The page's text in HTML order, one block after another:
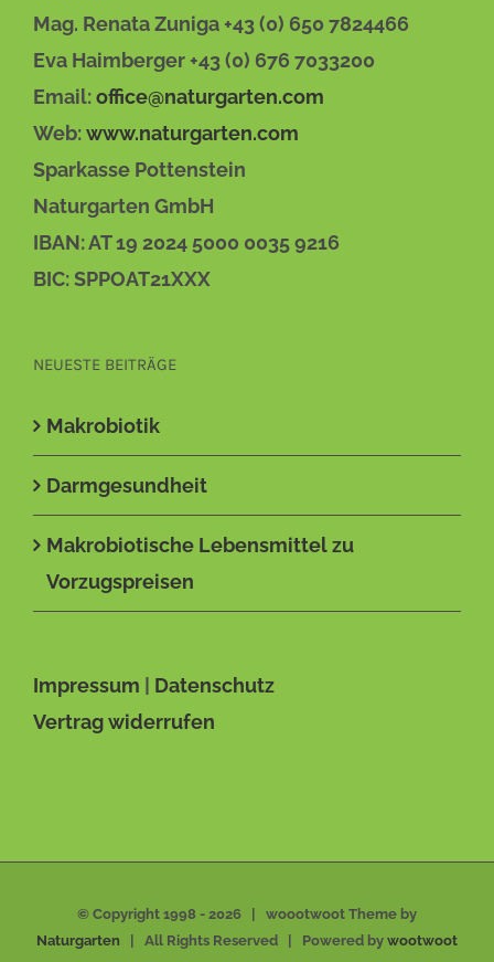
Mag. Renata Zuniga +43 (0) 650 7824466
Eva Haimberger +43 (0) 676 7033200
Email:office@naturgarten.com
Web:www.naturgarten.com
Sparkasse Pottenstein
Naturgarten GmbH
IBAN: AT 19 2024 5000 0035 9216
BIC: SPPOAT21XXX
NEUESTE BEITRÄGE
Makrobiotik
Darmgesundheit
Makrobiotische Lebensmittel zu
Vorzugspreisen
Impressum
Datenschutz
Vertrag widerrufen
© Copyright 1998 - 2026 | woootwoot Theme by
Naturgarten | All Rights Reserved | Powered by wootwoot